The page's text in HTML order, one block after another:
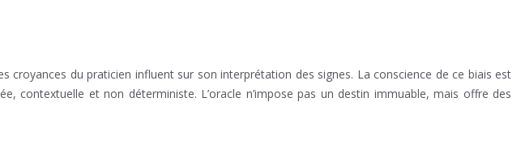
du praticien influent sur son interprétation des signes. La conscience de ce biais est
contextuelle et non déterministe. L’oracle n’impose pas un destin immuable, mais offre des